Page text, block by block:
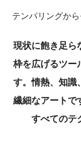
テンパリングか
現状に飽き足ら
枠を広げるツー
す。情熱、知識
繊細なアートで
すべてのテ